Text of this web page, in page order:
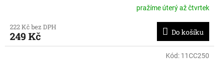
pražíme úterý až čtvrtek
222 Kč bez DPH
249 Kč Do košíku
Kód: 11CC250